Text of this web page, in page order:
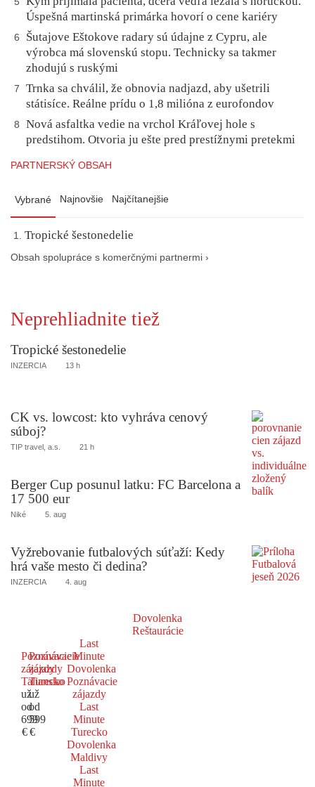
Úspešná martinská primárka hovorí o cene kariéry
6
Šutajove Eštokove radary sú údajne z Cypru, ale
výrobca má slovenskú stopu. Technicky sa takmer
zhodujú s ruskými
7
Trnka sa chválil, že obnovia nadjazd, aby ušetrili
státisíce. Reálne prídu o 1,8 milióna z eurofondov
8
Nová asfaltka vedie na vrchol Kráľovej hole s
predstihom. Otvoria ju ešte pred prestížnymi pretekmi
PARTNERSKÝ OBSAH
Vybrané Najnovšie Najčítanejšie
Tropické šestonedelie
Obsah spolupráce s komerčnými partnermi ›
Neprehliadnite tiež
Tropické šestonedelie
INZERCIA 13 h
CK vs. lowcost: kto vyhráva cenový
súboj?
TIP travel, a.s. 21 h
Berger Cup posunul latku: FC Barcelona a
17 500 eur
Niké 5. aug
Vyžrebovanie futbalových súťaží: Kedy
hrá vaše mesto či dedina?
INZERCIA 4. aug
Dovolenka
Reštaurácie
Poznávacie
zájazdy
Taliansko
už
od
699
€
Poznávacie
zájazdy
Turecko
už
od
599
€
Last
Minute
Dovolenka
Poznávacie
zájazdy
Last
Minute
Turecko
Dovolenka
Maldivy
Last
Minute